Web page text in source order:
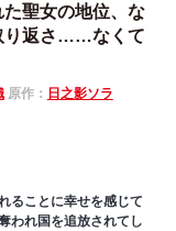
聖女の地位、な
り返さ……なくて
原作： 日之影ソラ
ることに幸せを感じて
われ国を追放されてし